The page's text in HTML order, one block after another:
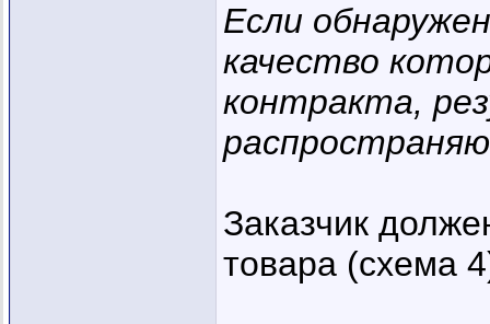
Если
качество
контракта,
Заказчик
товара (схема